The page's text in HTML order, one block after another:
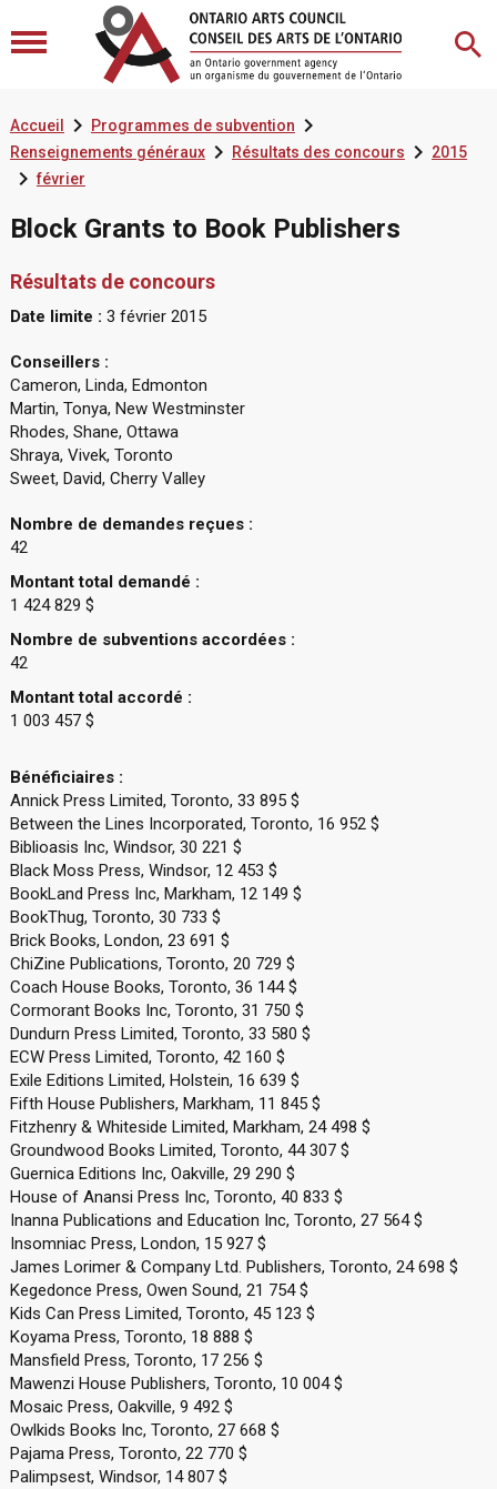
Accueil  Programmes de subvention
Renseignements généraux Résultats des concours 2015
février
Block Grants to Book Publishers
Résultats de concours
Date limite : 3 février 2015
Conseillers :
Cameron, Linda, Edmonton
Martin, Tonya, New Westminster
Rhodes, Shane, Ottawa
Shraya, Vivek, Toronto
Sweet, David, Cherry Valley
Nombre de demandes reçues :
42
Montant total demandé :
1 424 829 $
Nombre de subventions accordées :
42
Montant total accordé :
1 003 457 $
Bénéficiaires :
Annick Press Limited, Toronto, 33 895 $
Between the Lines Incorporated, Toronto, 16 952 $
Biblioasis Inc, Windsor, 30 221 $
Black Moss Press, Windsor, 12 453 $
BookLand Press Inc, Markham, 12 149 $
BookThug, Toronto, 30 733 $
Brick Books, London, 23 691 $
ChiZine Publications, Toronto, 20 729 $
Coach House Books, Toronto, 36 144 $
Cormorant Books Inc, Toronto, 31 750 $
Dundurn Press Limited, Toronto, 33 580 $
ECW Press Limited, Toronto, 42 160 $
Exile Editions Limited, Holstein, 16 639 $
Fifth House Publishers, Markham, 11 845 $
Fitzhenry & Whiteside Limited, Markham, 24 498 $
Groundwood Books Limited, Toronto, 44 307 $
Guernica Editions Inc, Oakville, 29 290 $
House of Anansi Press Inc, Toronto, 40 833 $
Inanna Publications and Education Inc, Toronto, 27 564 $
Insomniac Press, London, 15 927 $
James Lorimer & Company Ltd. Publishers, Toronto, 24 698 $
Kegedonce Press, Owen Sound, 21 754 $
Kids Can Press Limited, Toronto, 45 123 $
Koyama Press, Toronto, 18 888 $
Mansfield Press, Toronto, 17 256 $
Mawenzi House Publishers, Toronto, 10 004 $
Mosaic Press, Oakville, 9 492 $
Owlkids Books Inc, Toronto, 27 668 $
Pajama Press, Toronto, 22 770 $
Palimpsest, Windsor, 14 807 $